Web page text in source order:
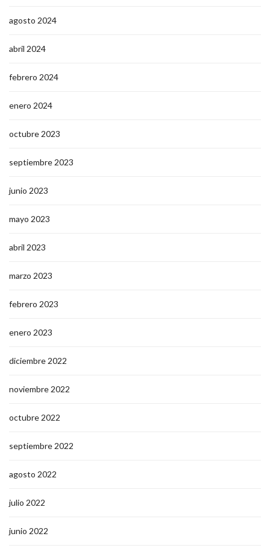
agosto 2024
abril 2024
febrero 2024
enero 2024
octubre 2023
septiembre 2023
junio 2023
mayo 2023
abril 2023
marzo 2023
febrero 2023
enero 2023
diciembre 2022
noviembre 2022
octubre 2022
septiembre 2022
agosto 2022
julio 2022
junio 2022